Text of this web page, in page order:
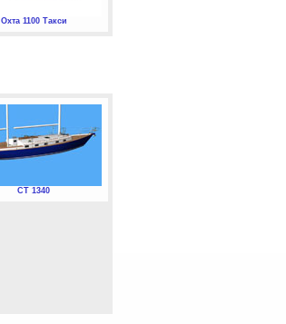
Охта 1100 Такси
СТ 1340